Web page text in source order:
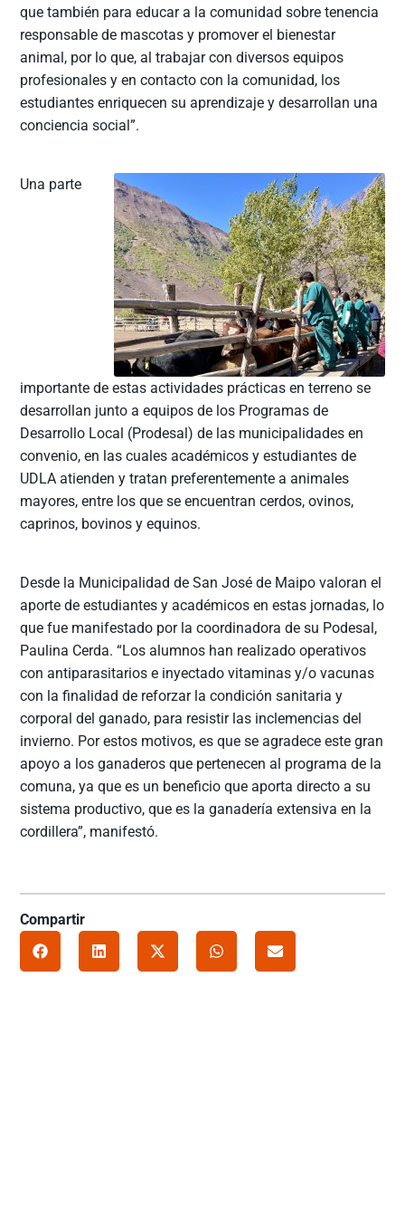
que también para educar a la comunidad sobre tenencia
responsable de mascotas y promover el bienestar
animal, por lo que, al trabajar con diversos equipos
profesionales y en contacto con la comunidad, los
estudiantes enriquecen su aprendizaje y desarrollan una
conciencia social”.
Una parte
importante de estas actividades prácticas en terreno se
desarrollan junto a equipos de los Programas de
Desarrollo Local (Prodesal) de las municipalidades en
convenio, en las cuales académicos y estudiantes de
UDLA atienden y tratan preferentemente a animales
mayores, entre los que se encuentran cerdos, ovinos,
caprinos, bovinos y equinos.
Desde la Municipalidad de San José de Maipo valoran el
aporte de estudiantes y académicos en estas jornadas, lo
que fue manifestado por la coordinadora de su Podesal,
Paulina Cerda. “Los alumnos han realizado operativos
con antiparasitarios e inyectado vitaminas y/o vacunas
con la finalidad de reforzar la condición sanitaria y
corporal del ganado, para resistir las inclemencias del
invierno. Por estos motivos, es que se agradece este gran
apoyo a los ganaderos que pertenecen al programa de la
comuna, ya que es un beneficio que aporta directo a su
sistema productivo, que es la ganadería extensiva en la
cordillera”, manifestó.­­­­­­­­­­­­­­­­­­­
Compartir